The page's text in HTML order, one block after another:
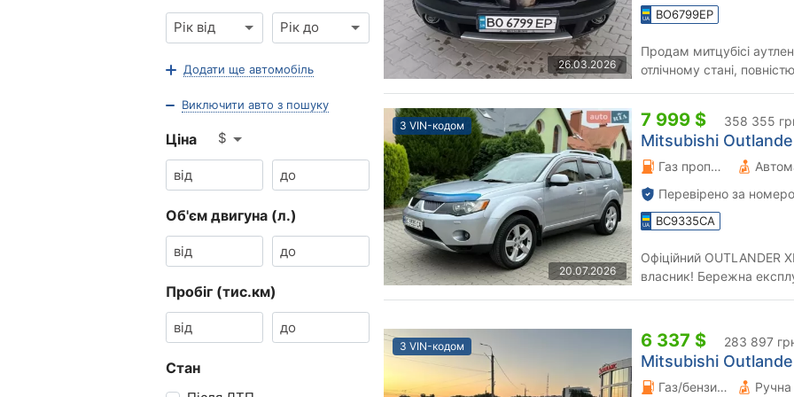
Рік від Рік до
Додати ще автомобіль
Виключити авто з пошуку
Ціна $
Об'єм двигуна (л.)
Пробіг (тис.км)
Стан
26.03.2026
BO6799EP
Продам митцубісі
отлічному стані,
З VIN-кодом
20.07.2026
7 999 $ 358 355
Mitsubishi
Газ пропан-бутан \ Бензин 2.4 л.
Перевірено за
BC9335CA
Офіційний OUTLANDER
власник! Бережна
З VIN-кодом 6 337 $ 283 897
Mitsubishi
Газ/бензин 2 л.